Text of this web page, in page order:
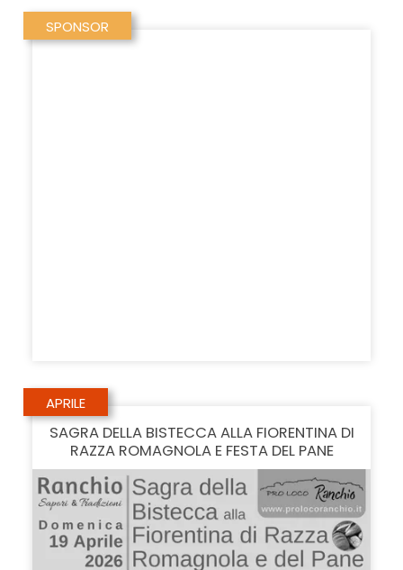
SPONSOR
APRILE
SAGRA DELLA BISTECCA ALLA FIORENTINA DI
RAZZA ROMAGNOLA E FESTA DEL PANE